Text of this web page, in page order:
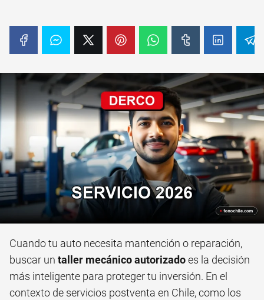
Cuando tu auto necesita mantención o reparación,
buscar un taller mecánico autorizadoes la decisión
más inteligente para proteger tu inversión. En el
contexto de servicios postventa en Chile, como los